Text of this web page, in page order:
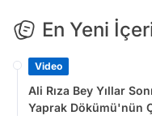
En Yeni
Video
Ali Rıza Bey Yıllar
Yaprak Dökümü'nün